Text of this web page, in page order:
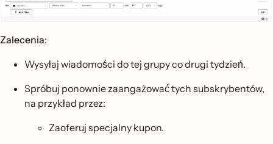
Zalecenia:
Wysyłaj wiadomości do tej grupy co drugi tydzień.
Spróbuj ponownie zaangażować tych subskrybentów,
na przykład przez:
Zaoferuj specjalny kupon.